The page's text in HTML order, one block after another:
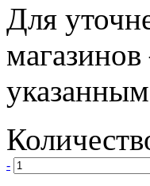
Для
указанным
-